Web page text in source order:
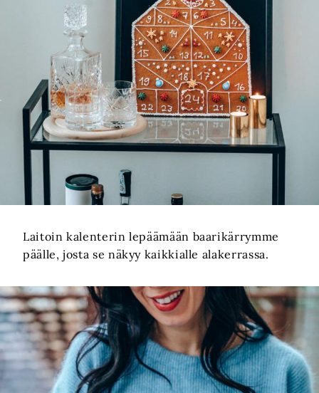
Laitoin kalenterin lepäämään baarikärrymme
päälle, josta se näkyy kaikkialle alakerrassa.